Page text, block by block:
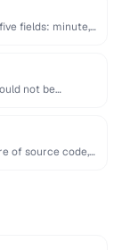
fields: minute,
not be
of source code,